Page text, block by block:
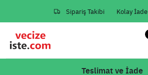
Sipariş Takibi Kolay İade
Teslimat ve İade